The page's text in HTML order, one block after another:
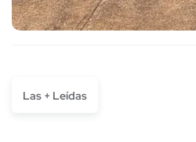
Las + Leídas